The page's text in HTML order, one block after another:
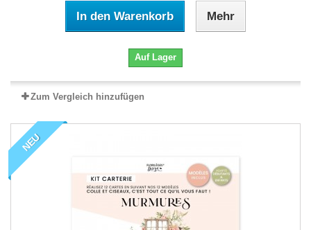
In den Warenkorb Mehr
Auf Lager
Zum Vergleich hinzufügen
NEU